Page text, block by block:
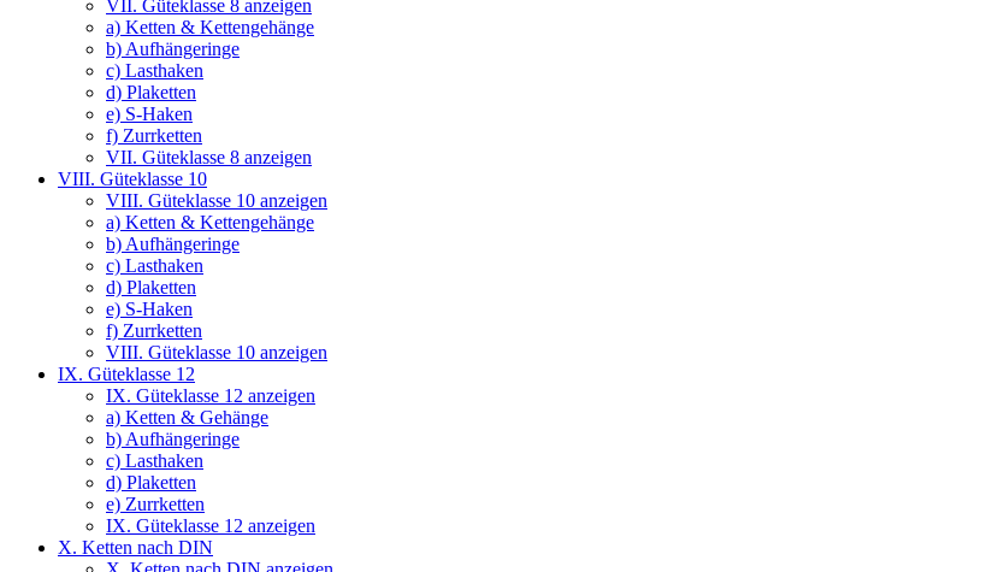
VII. Güteklasse 8 anzeigen
a) Ketten & Kettengehänge
b) Aufhängeringe
c) Lasthaken
d) Plaketten
e) S-Haken
f) Zurrketten
VII. Güteklasse 8 anzeigen
VIII. Güteklasse 10
VIII. Güteklasse 10 anzeigen
a) Ketten & Kettengehänge
b) Aufhängeringe
c) Lasthaken
d) Plaketten
e) S-Haken
f) Zurrketten
VIII. Güteklasse 10 anzeigen
IX. Güteklasse 12
IX. Güteklasse 12 anzeigen
a) Ketten & Gehänge
b) Aufhängeringe
c) Lasthaken
d) Plaketten
e) Zurrketten
IX. Güteklasse 12 anzeigen
X. Ketten nach DIN